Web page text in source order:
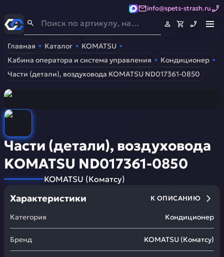
info@spets-strazh.ru
Спец-Страж- Запчасти для спецтехники
Главная Каталог
KOMATSU
Кабина оператора и система управления
Кондиционер
Части (детали), воздуховода KOMATSU ND017361-0850
Части (детали), воздуховода
KOMATSU ND017361-0850
KOMATSU (Коматсу)
Характеристики К ОПИСАНИЮ
Категория Кондиционер
Бренд KOMATSU (Коматсу)